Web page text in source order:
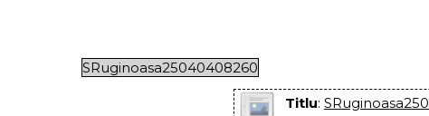
SRuginoasa25040408260
Titlu: